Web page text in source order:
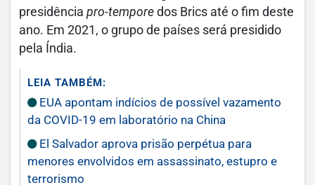
presidência pro-tempore dos Brics até o fim deste
ano. Em 2021, o grupo de países será presidido
pela Índia.
LEIA TAMBÉM:
EUA apontam indícios de possível vazamento
da COVID-19 em laboratório na China
El Salvador aprova prisão perpétua para
menores envolvidos em assassinato, estupro e
terrorismo